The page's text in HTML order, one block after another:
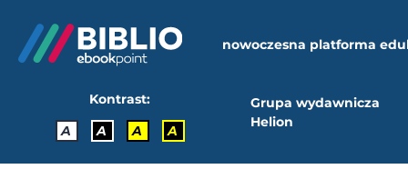
nowoczesna platforma
Kontrast:
A
A A A
Grupa wydawnicza
Helion